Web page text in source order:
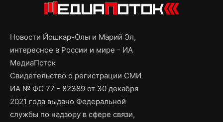
Новости Йошкар-Олы и Марий Эл,
интересное в России и мире - ИА
МедиаПоток
Свидетельство о регистрации СМИ
ИА № ФС 77 - 82389 от 30 декабря
2021 года выдано Федеральной
службы по надзору в сфере связи,